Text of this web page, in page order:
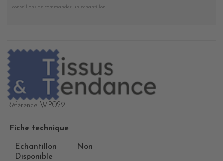
conseillons de commander un echantillon.
Référence WP029
Fiche technique
Echantillon
Disponible
Non